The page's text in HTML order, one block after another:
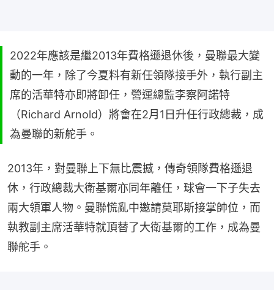
2022年應該是繼2013年費格遜退休後，曼聯最大變
動的一年，除了今夏料有新任領隊接手外，執行副主
席的活華特亦即將卸任，營運總監李察阿諾特
（Richard Arnold）將會在2月1日升任行政總裁，成
為曼聯的新舵手。
2013年，對曼聯上下無比震撼，傳奇領隊費格遜退
休，行政總裁大衛基爾亦同年離任，球會一下子失去
兩大領軍人物。曼聯慌亂中邀請莫耶斯接掌帥位，而
執教副主席活華特就頂替了大衛基爾的工作，成為曼
聯舵手。